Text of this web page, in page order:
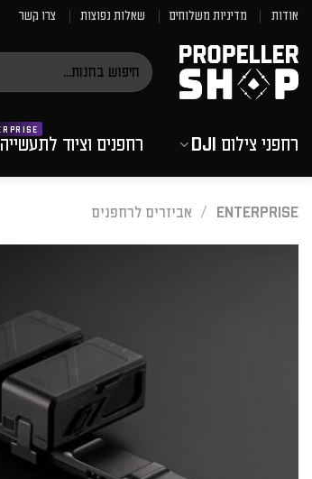
Skip
content
אודות מדיניות משלוחים שאלות נפוצות צרו קשר
חיפוש
עבור:
רחפני צילום DJI רחפנים וציוד לתעשייה
ENTERPRISE
/ אביזרים לרחפנים